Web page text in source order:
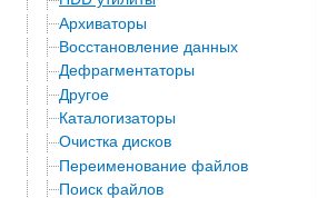
Архиваторы
Восстановление данных
Дефрагментаторы
Другое
Каталогизаторы
Очистка дисков
Переименование файлов
Поиск файлов